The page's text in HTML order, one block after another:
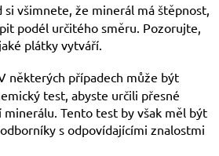
si všimnete, že minerál má štěpnost,
podél určitého směru. Pozorujte,
plátky vytváří.
některých případech může být
test, abyste určili přesné
minerálu. Tento test by však měl být
s odpovídajícími znalostmi